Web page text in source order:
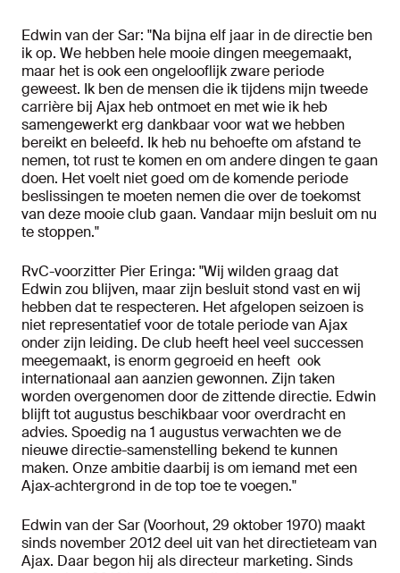
Edwin van der Sar: "Na bijna elf jaar in de directie ben
ik op. We hebben hele mooie dingen meegemaakt,
maar het is ook een ongelooflijk zware periode
geweest. Ik ben de mensen die ik tijdens mijn tweede
carrière bij Ajax heb ontmoet en met wie ik heb
samengewerkt erg dankbaar voor wat we hebben
bereikt en beleefd. Ik heb nu behoefte om afstand te
nemen, tot rust te komen en om andere dingen te gaan
doen. Het voelt niet goed om de komende periode
beslissingen te moeten nemen die over de toekomst
van deze mooie club gaan. Vandaar mijn besluit om nu
te stoppen."
RvC-voorzitter Pier Eringa: "Wij wilden graag dat
Edwin zou blijven, maar zijn besluit stond vast en wij
hebben dat te respecteren. Het afgelopen seizoen is
niet representatief voor de totale periode van Ajax
onder zijn leiding. De club heeft heel veel successen
meegemaakt, is enorm gegroeid en heeft ook
internationaal aan aanzien gewonnen. Zijn taken
worden overgenomen door de zittende directie. Edwin
blijft tot augustus beschikbaar voor overdracht en
advies. Spoedig na 1 augustus verwachten we de
nieuwe directie-samenstelling bekend te kunnen
maken. Onze ambitie daarbij is om iemand met een
Ajax-achtergrond in de top toe te voegen."
Edwin van der Sar (Voorhout, 29 oktober 1970) maakt
sinds november 2012 deel uit van het directieteam van
Ajax. Daar begon hij als directeur marketing. Sinds